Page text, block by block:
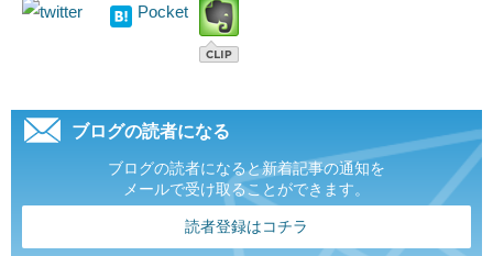
Pocket
ブログの読者になる
ブログの読者になると新着記事の通知を
メールで受け取ることができます。
読者登録はコチラ